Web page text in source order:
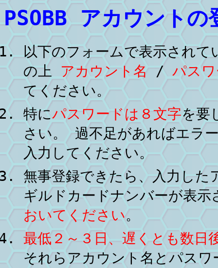
PSOBB アカウントの
以下のフォームで表示されて
の上 アカウント名/ パス
てください。
特にパスワードは８文字を要
さい。 過不足があればエラ
入力してください。
無事登録できたら、入力した
ギルドカードナンバーが表
おいてください。
最低２～３日、遅くとも数日
それらアカウント名とパスワ